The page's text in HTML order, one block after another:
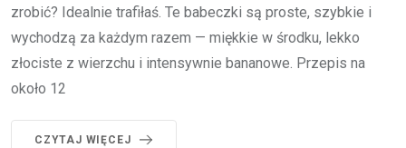
zrobić? Idealnie trafiłaś. Te babeczki są proste, szybkie i
wychodzą za każdym razem — miękkie w środku, lekko
złociste z wierzchu i intensywnie bananowe. Przepis na
około 12
CZYTAJ WIĘCEJ